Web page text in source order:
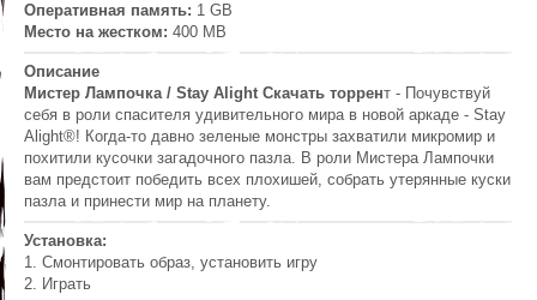
Оперативная память: 1 GB
Место на жестком: 400 MB
Описание
Мистер Лампочка / Stay Alight Скачать торрент - Почувствуй
себя в роли спасителя удивительного мира в новой аркаде - Stay
Alight®! Когда-то давно зеленые монстры захватили микромир и
похитили кусочки загадочного пазла. В роли Мистера Лампочки
вам предстоит победить всех плохишей, собрать утерянные куски
пазла и принести мир на планету.
Установка:
1. Смонтировать образ, установить игру
2. Играть